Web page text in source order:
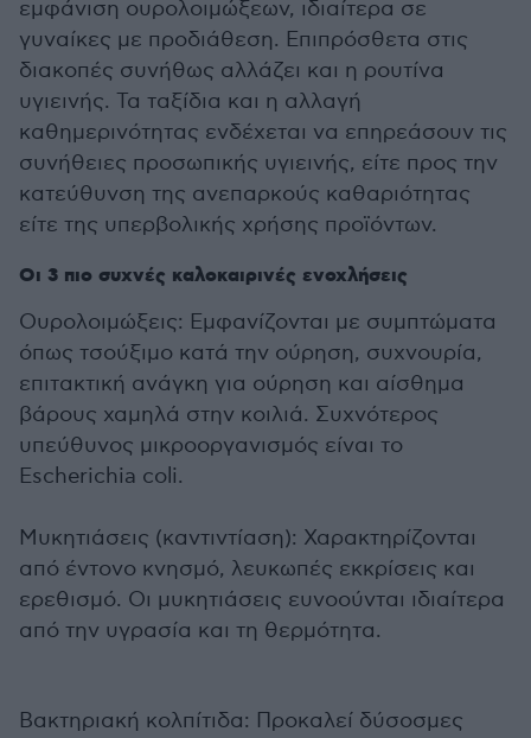
εμφάνιση ουρολοιμώξεων, ιδιαίτερα σε
γυναίκες με προδιάθεση. Επιπρόσθετα στις
διακοπές συνήθως αλλάζει και η ρουτίνα
υγιεινής. Τα ταξίδια και η αλλαγή
καθημερινότητας ενδέχεται να επηρεάσουν τις
συνήθειες προσωπικής υγιεινής, είτε προς την
κατεύθυνση της ανεπαρκούς καθαριότητας
είτε της υπερβολικής χρήσης προϊόντων.
Οι 3 πιο συχνές καλοκαιρινές ενοχλήσεις
Ουρολοιμώξεις: Εμφανίζονται με συμπτώματα
όπως τσούξιμο κατά την ούρηση, συχνουρία,
επιτακτική ανάγκη για ούρηση και αίσθημα
βάρους χαμηλά στην κοιλιά. Συχνότερος
υπεύθυνος μικροοργανισμός είναι το
Escherichia coli.
Μυκητιάσεις (καντιντίαση): Χαρακτηρίζονται
από έντονο κνησμό, λευκωπές εκκρίσεις και
ερεθισμό. Οι μυκητιάσεις ευνοούνται ιδιαίτερα
από την υγρασία και τη θερμότητα.
Βακτηριακή κολπίτιδα: Προκαλεί δύσοσμες